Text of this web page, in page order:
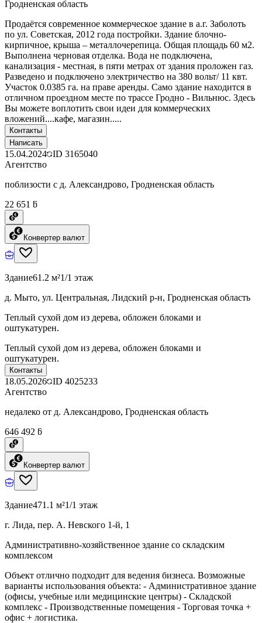
Гродненская область
Продаётся современное коммерческое здание в а.г. Заболоть
по ул. Советская, 2012 года постройки. Здание блочно-
кирпичное, крыша – металлочерепица. Общая площадь 60 м2.
Выполнена черновая отделка. Вода не подключена,
канализация - местная, в пяти метрах от здания проложен газ.
Разведено и подключено электричество на 380 вольт/ 11 квт.
Участок 0.0385 га. на праве аренды. Само здание находится в
отличном проездном месте по трассе Гродно - Вильнюс. Здесь
Вы можете воплотить свои идеи для коммерческих
вложений....кафе, магазин.....
Контакты
Написать
15.04.2024 ID 3165040
Агентство
поблизости с д. Александрово, Гродненская область
22 651 ƃ
Конвертер валют
Здание61.2 м²1/1 этаж
д. Мыто, ул. Центральная, Лидский р-н, Гродненская область
Теплый сухой дом из дерева, обложен блоками и
оштукатурен.
Теплый сухой дом из дерева, обложен блоками и
оштукатурен.
Контакты
18.05.2026 ID 4025233
Агентство
недалеко от д. Александрово, Гродненская область
646 492 ƃ
Конвертер валют
Здание471.1 м²1/1 этаж
г. Лида, пер. А. Невского 1-й, 1
Административно-хозяйственное здание со складским
комплексом
Объект отлично подходит для ведения бизнеса. Возможные
варианты использования объекта: - Административное здание
(офисы, учебные или медицинские центры) - Складской
комплекс - Производственные помещения - Торговая точка +
офис + логистика.